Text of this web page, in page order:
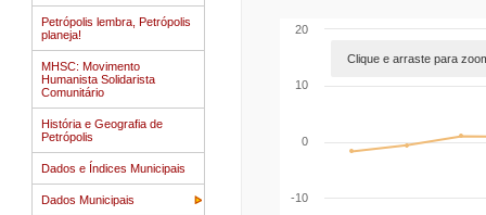
Petrópolis lembra, Petrópolis
planeja!
MHSC: Movimento
Humanista Solidarista
Comunitário
História e Geografia de
Petrópolis
Dados e Índices Municipais
Dados Municipais
Clique e arraste para
-10
0
10
20